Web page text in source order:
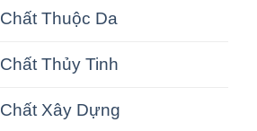
Thuộc Da
Thủy Tinh
Xây Dựng